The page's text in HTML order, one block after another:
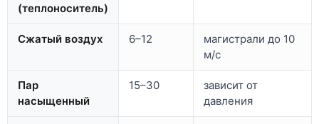
(теплоноситель)
Сжатый воздух 6–12
магистрали до 10
м/с
Пар
насыщенный
15–30
зависит от
давления